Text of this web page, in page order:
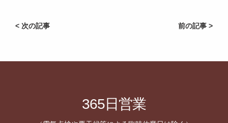
前の記事 >
< 次の記事
365日営業